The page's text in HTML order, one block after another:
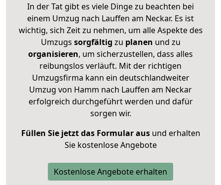
In der Tat gibt es viele Dinge zu beachten bei
einem Umzug nach Lauffen am Neckar. Es ist
wichtig, sich Zeit zu nehmen, um alle Aspekte des
Umzugs sorgfältig zu planen und zu
organisieren, um sicherzustellen, dass alles
reibungslos verläuft. Mit der richtigen
Umzugsfirma kann ein deutschlandweiter
Umzug von Hamm nach Lauffen am Neckar
erfolgreich durchgeführt werden und dafür
sorgen wir.
Füllen Sie jetzt das Formular ausund erhalten
Sie kostenlose Angebote
Kostenlose Angebote erhalten